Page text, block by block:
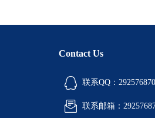
Contact Us
联系QQ：
联系邮箱：